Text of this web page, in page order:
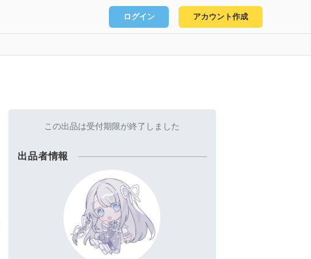
ログイン アカウント作成
この出品は受付期限が終了しました
出品者情報